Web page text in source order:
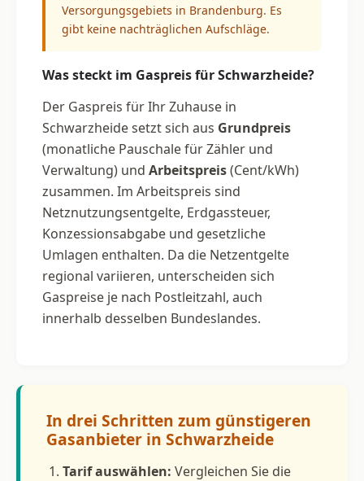
Versorgungsgebiets in Brandenburg. Es
gibt keine nachträglichen Aufschläge.
Was steckt im Gaspreis für Schwarzheide?
Der Gaspreis für Ihr Zuhause in
Schwarzheide setzt sich aus Grundpreis
(monatliche Pauschale für Zähler und
Verwaltung) und Arbeitspreis(Cent/kWh)
zusammen. Im Arbeitspreis sind
Netznutzungsentgelte, Erdgassteuer,
Konzessionsabgabe und gesetzliche
Umlagen enthalten. Da die Netzentgelte
regional variieren, unterscheiden sich
Gaspreise je nach Postleitzahl, auch
innerhalb desselben Bundeslandes.
In drei Schritten zum günstigeren
Gasanbieter in Schwarzheide
Tarif auswählen: Vergleichen Sie die